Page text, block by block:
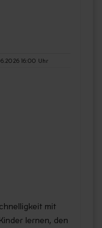
16:00 Uhr
mit
lernen, den